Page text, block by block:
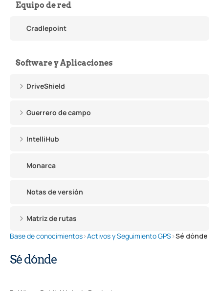
Equipo de red
Cradlepoint
Software y Aplicaciones
DriveShield
Guerrero de campo
IntelliHub
Monarca
Notas de versión
Matriz de rutas
Base de conocimientos›Activos y Seguimiento GPS›Sé dónde
Sé dónde